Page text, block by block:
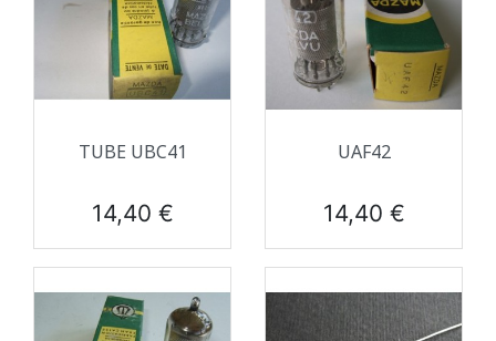
TUBE UBC41
Prix
14,40 €
UAF42
Prix
14,40 €